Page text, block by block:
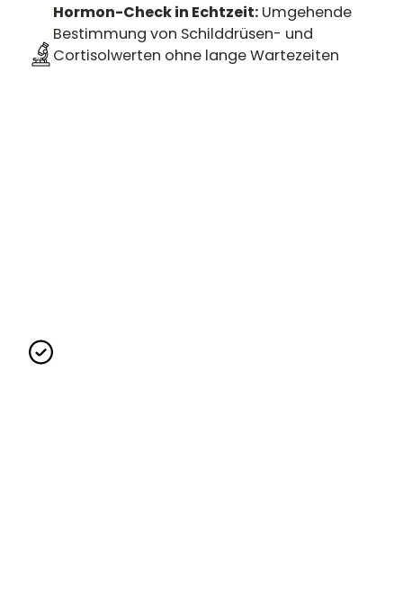
Hormon-Check in Echtzeit:Umgehende
Bestimmung von Schilddrüsen- und
Cortisolwerten ohne lange Wartezeiten